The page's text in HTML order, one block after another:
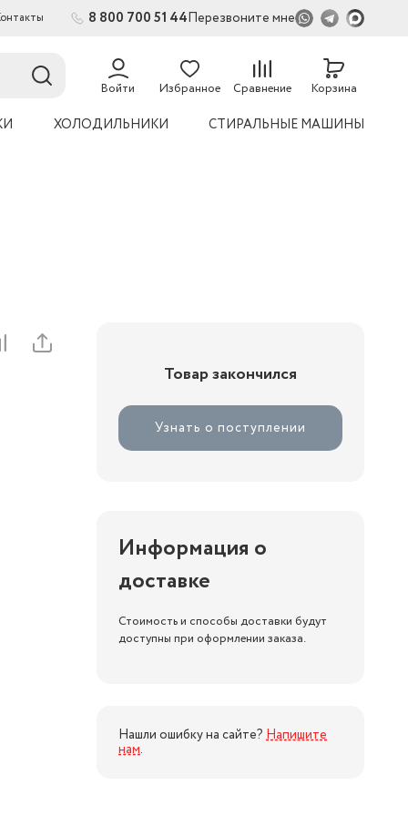
8 800 700 51 44Перезвоните мне
Войти Избранное Сравнение
54
Корзина
ХОЛОДИЛЬНИКИ СТИРАЛЬНЫЕ МАШИНЫ
Товар закончился
Узнать о поступлении
Информация о
доставке
Стоимость и способы доставки будут
доступны при оформлении заказа.
Нашли ошибку на сайте? Напишите
нам.